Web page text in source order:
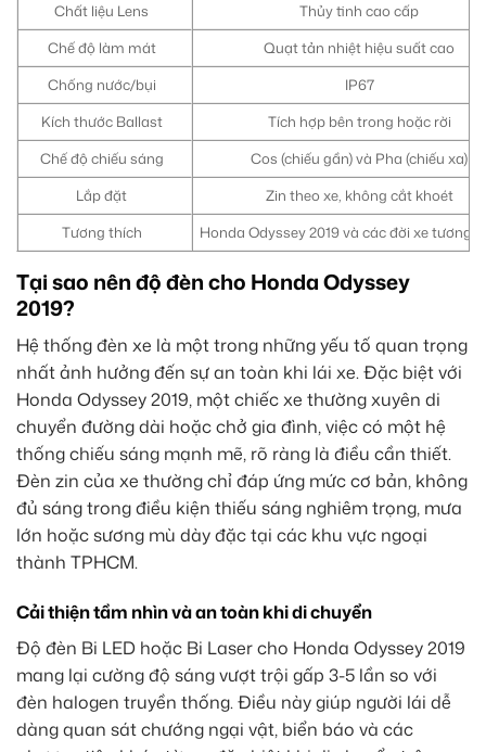
Chất liệu Lens
Thủy tinh cao cấp
Chế độ làm mát
Quạt tản nhiệt hiệu suất cao
Chống nước/bụi
IP67
Kích thước Ballast
Tích hợp bên trong hoặc rời
Chế độ chiếu sáng
Cos (chiếu gần) và Pha (chiếu xa)
Lắp đặt
Zin theo xe, không cắt khoét
Tương thích
Honda Odyssey 2019 và các đời xe tương
Tại sao nên độ đèn cho Honda Odyssey
2019?
Hệ thống đèn xe là một trong những yếu tố quan trọng
nhất ảnh hưởng đến sự an toàn khi lái xe. Đặc biệt với
Honda Odyssey 2019, một chiếc xe thường xuyên di
chuyển đường dài hoặc chở gia đình, việc có một hệ
thống chiếu sáng mạnh mẽ, rõ ràng là điều cần thiết.
Đèn zin của xe thường chỉ đáp ứng mức cơ bản, không
đủ sáng trong điều kiện thiếu sáng nghiêm trọng, mưa
lớn hoặc sương mù dày đặc tại các khu vực ngoại
thành TPHCM.
Cải thiện tầm nhìn và an toàn khi di chuyển
Độ đèn Bi LED hoặc Bi Laser cho Honda Odyssey 2019
mang lại cường độ sáng vượt trội gấp 3-5 lần so với
đèn halogen truyền thống. Điều này giúp người lái dễ
dàng quan sát chướng ngại vật, biển báo và các